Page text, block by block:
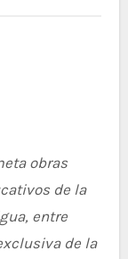
obras
de la
entre
de la